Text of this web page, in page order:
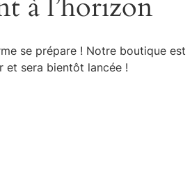
se prépare ! Notre boutique est
et sera bientôt lancée !